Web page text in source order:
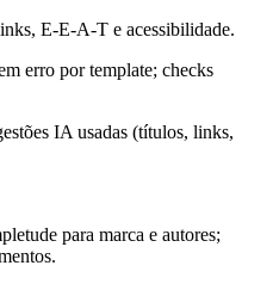
E-E-A-T e acessibilidade.
erro por template; checks
IA usadas (títulos, links,
para marca e autores;